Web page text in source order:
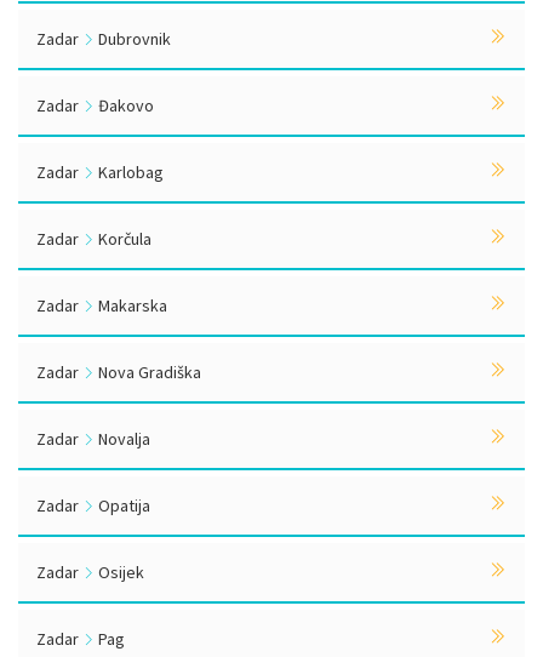
Zadar Dubrovnik
Zadar Đakovo
Zadar Karlobag
Zadar Korčula
Zadar Makarska
Zadar Nova Gradiška
Zadar Novalja
Zadar Opatija
Zadar Osijek
Zadar Pag